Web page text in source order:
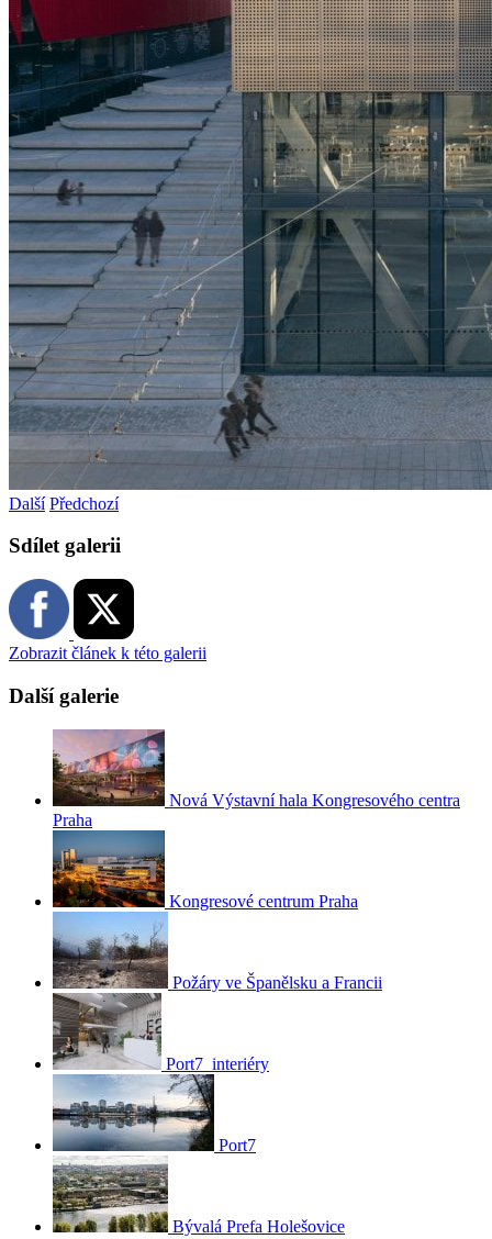
Další Předchozí
Sdílet galerii
Zobrazit článek k této galerii
Další galerie
Nová Výstavní hala Kongresového centra
Praha
Kongresové centrum Praha
Požáry ve Španělsku a Francii
Port7_interiéry
Port7
Bývalá Prefa Holešovice